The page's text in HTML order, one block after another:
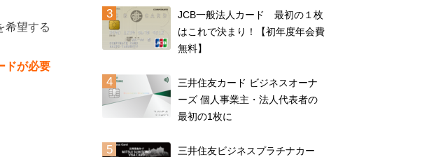
希望する
ドが必要
JCB一般法人カード 最初の１枚
はこれで決まり！【初年度年会費
無料】
三井住友カード ビジネスオーナ
ーズ 個人事業主・法人代表者の
最初の1枚に
三井住友ビジネスプラチナカー